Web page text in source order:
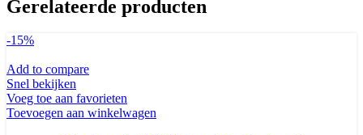
Gerelateerde producten
-15%
Add to compare
Snel bekijken
Voeg toe aan favorieten
Toevoegen aan winkelwagen